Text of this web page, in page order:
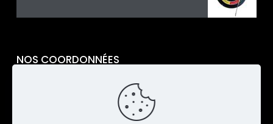
NOS COORDONNÉES
6 Rue Alphonse Gélibert
26100 Romans-sur-Isère